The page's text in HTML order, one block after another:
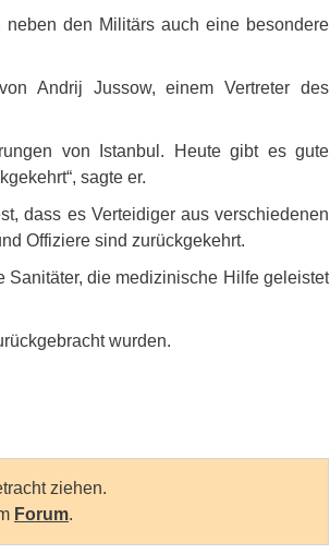
den Militärs auch eine besondere
Andrij Jussow, einem Vertreter des
von Istanbul. Heute gibt es gute
sagte er.
dass es Verteidiger aus verschiedenen
Offiziere sind zurückgekehrt.
Sanitäter, die medizinische Hilfe geleistet
wurden.
ziehen.
Forum.